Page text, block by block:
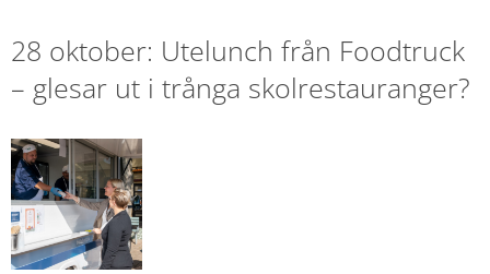
28 oktober: Utelunch från Foodtruck
– glesar ut i trånga skolrestauranger?